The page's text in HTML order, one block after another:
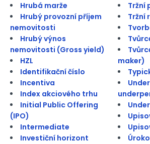
Hrubá marže
Hrubý provozní příjem
nemovitosti
Hrubý výnos
nemovitosti (Gross yield)
HZL
Identifikační číslo
Incentiva
Index akciového trhu
Initial Public Offering
(IPO)
Intermediate
Investiční horizont
Tržní
Tržní
maker)